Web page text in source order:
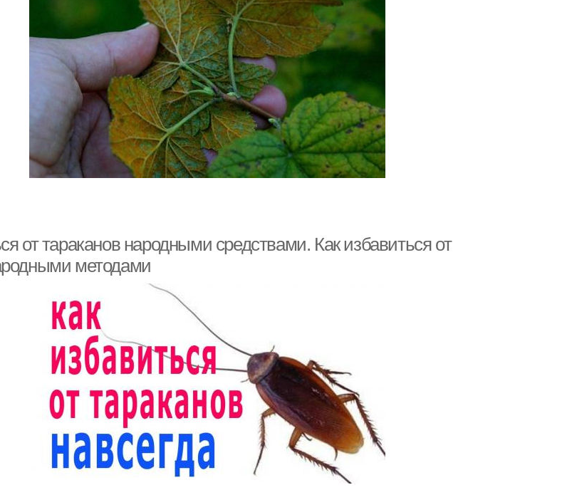
от тараканов народными средствами. Как избавиться от
методами